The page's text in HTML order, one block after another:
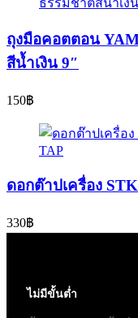
ถุงมือคอตตอน
สีน้ำเงิน 9″
150฿
ดอกต๊าปเครื่อง
330฿
ไม่มีขั้นต่ำ